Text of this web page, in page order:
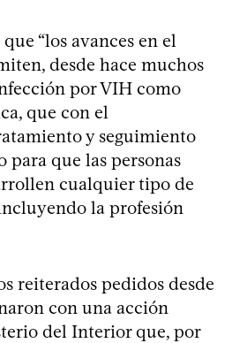
“los avances en el
desde hace muchos
por VIH como
que con el
y seguimiento
para que las personas
cualquier tipo de
la profesión
reiterados pedidos desde
con una acción
del Interior que, por